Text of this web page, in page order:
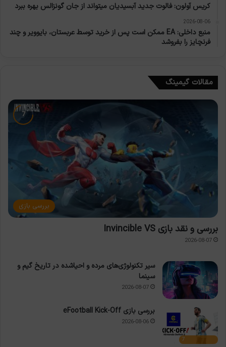
کریس آولون: فالوت جدید آبسیدیان میتواند از جان گونزالس بهره ببرد
2026-08-06
منبع داخلی: EA ممکن است پس از خرید توسط عربستان، بایوویر و چند
فرنچایز را بفروشد
مقالات گیمینگ
بررسی بازی
بررسی و نقد بازی Invincible VS
2026-08-07
سیر تکنولوژی‌های مرده و احیاشده در تاریخ گیم و
سینما
2026-08-07
7
بررسی بازی eFootball Kick-Off
2026-08-06